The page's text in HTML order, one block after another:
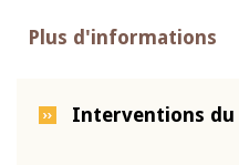
Plus d'informations
Interventions du